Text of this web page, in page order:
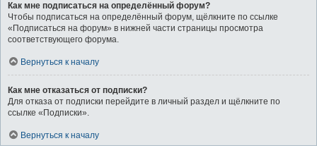
Как мне подписаться на определённый форум?
Чтобы подписаться на определённый форум, щёлкните по ссылке
«Подписаться на форум» в нижней части страницы просмотра
соответствующего форума.
Вернуться к началу
Как мне отказаться от подписки?
Для отказа от подписки перейдите в личный раздел и щёлкните по
ссылке «Подписки».
Вернуться к началу